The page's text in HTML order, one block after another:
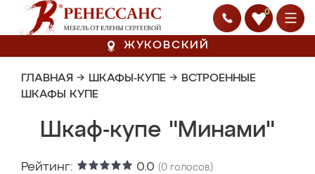
0
ЖУКОВСКИЙ
ГЛАВНАЯ → ШКАФЫ-КУПЕ → ВСТРОЕННЫЕ
ШКАФЫ КУПЕ
Шкаф-купе "Минами"
Рейтинг: 0.0 (0 голосов)